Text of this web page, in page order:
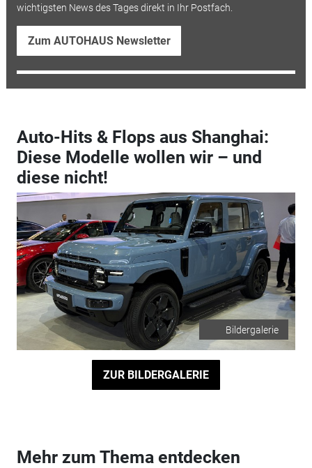
wichtigsten News des Tages direkt in Ihr Postfach.
Zum AUTOHAUS Newsletter
Auto-Hits & Flops aus Shanghai:
Diese Modelle wollen wir – und
diese nicht!
Bildergalerie
ZUR BILDERGALERIE
Mehr zum Thema entdecken